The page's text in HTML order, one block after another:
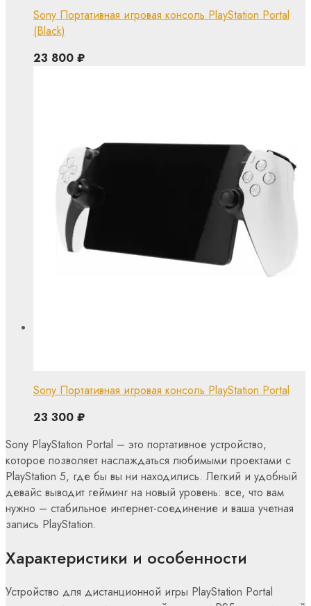
Sony Портативная игровая консоль PlayStation Portal
(Black)
23 800 ₽
Sony Портативная игровая консоль PlayStation Portal
23 300 ₽
Sony PlayStation Portal – это портативное устройство,
которое позволяет наслаждаться любимыми проектами с
PlayStation 5, где бы вы ни находились. Легкий и удобный
девайс выводит гейминг на новый уровень: все, что вам
нужно – стабильное интернет-соединение и ваша учетная
запись PlayStation.
Характеристики и особенности
Устройство для дистанционной игры PlayStation Portal